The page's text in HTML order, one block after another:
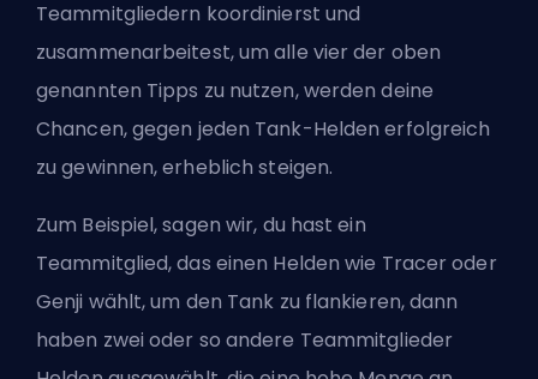
Teammitgliedern koordinierst und
zusammenarbeitest, um alle vier der oben
genannten Tipps zu nutzen, werden deine
Chancen, gegen jeden Tank-Helden erfolgreich
zu gewinnen, erheblich steigen.
Zum Beispiel, sagen wir, du hast ein
Teammitglied, das einen Helden wie Tracer oder
Genji wählt, um den Tank zu flankieren, dann
haben zwei oder so andere Teammitglieder